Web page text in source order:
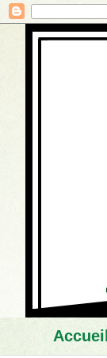
Accueil